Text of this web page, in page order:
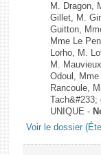
M. Dragon,
Gillet, M.
Guitton,
Mme Le
Lorho, M.
M.
Odoul,
Rancoule,
UNIQUE -
Voir le dossier